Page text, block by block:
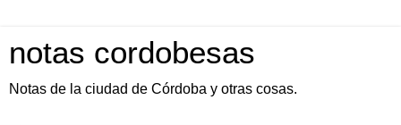
notas cordobesas
Notas de la ciudad de Córdoba y otras cosas.